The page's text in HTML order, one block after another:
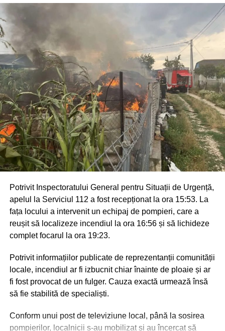
Potrivit Inspectoratului General pentru Situații de Urgență,
apelul la Serviciul 112 a fost recepționat la ora 15:53. La
fața locului a intervenit un echipaj de pompieri, care a
reușit să localizeze incendiul la ora 16:56 și să lichideze
complet focarul la ora 19:23.
Potrivit informațiilor publicate de reprezentanții comunității
locale, incendiul ar fi izbucnit chiar înainte de ploaie și ar
fi fost provocat de un fulger. Cauza exactă urmează însă
să fie stabilită de specialiști.
Conform unui post de televiziune local, până la sosirea
pompierilor, localnicii s-au mobilizat și au încercat să